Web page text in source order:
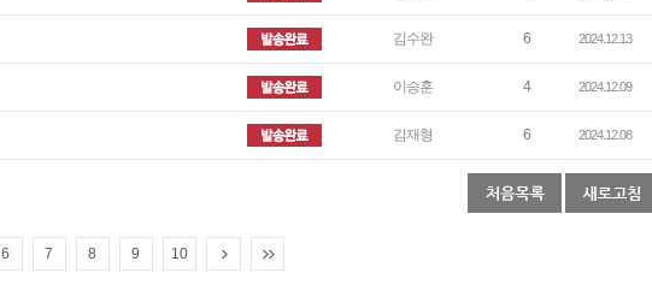
김수완 6 2024.12.13
이승훈 4 2024.12.09
김재형 6 2024.12.08
6 7 8 9 10